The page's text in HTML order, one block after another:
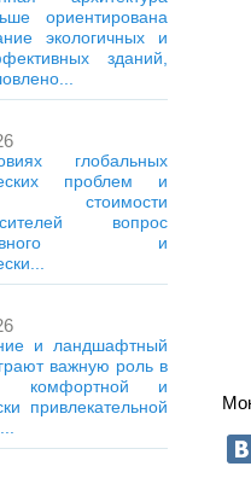
ориентирована
экологичных и
зданий,
глобальных
проблем и
стоимости
вопрос
и
и ландшафтный
важную роль в
комфортной и
привлекательной